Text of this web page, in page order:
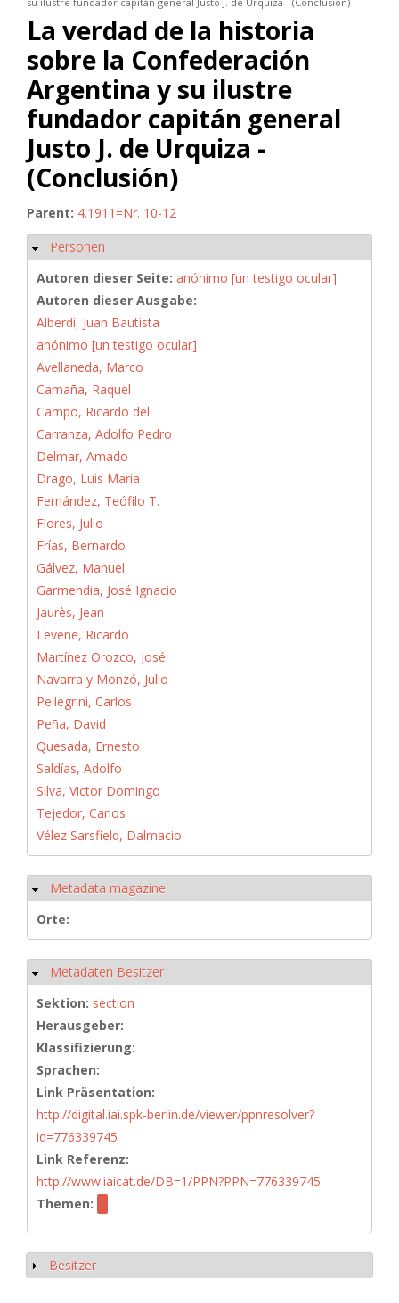
La verdad de la historia
sobre la Confederación
Argentina y su ilustre
fundador capitán general
Justo J. de Urquiza -
(Conclusión)
Parent: 4.1911=Nr. 10-12
Ausblenden
Personen
Autoren dieser Seite: anónimo [un testigo ocular]
Autoren dieser Ausgabe:
Alberdi, Juan Bautista
anónimo [un testigo ocular]
Avellaneda, Marco
Camaña, Raquel
Campo, Ricardo del
Carranza, Adolfo Pedro
Delmar, Amado
Drago, Luis María
Fernández, Teófilo T.
Flores, Julio
Frías, Bernardo
Gálvez, Manuel
Garmendia, José Ignacio
Jaurès, Jean
Levene, Ricardo
Martínez Orozco, José
Navarra y Monzó, Julio
Pellegrini, Carlos
Peña, David
Quesada, Ernesto
Saldías, Adolfo
Silva, Victor Domingo
Tejedor, Carlos
Vélez Sarsfield, Dalmacio
Ausblenden
Metadata magazine
Orte:
Ausblenden
Metadaten Besitzer
Sektion: section
Herausgeber:
Klassifizierung:
Sprachen:
Link Präsentation:
http://digital.iai.spk-berlin.de/viewer/ppnresolver?
id=776339745
Link Referenz:
http://www.iaicat.de/DB=1/PPN?PPN=776339745
Themen:
Anzeigen
Besitzer